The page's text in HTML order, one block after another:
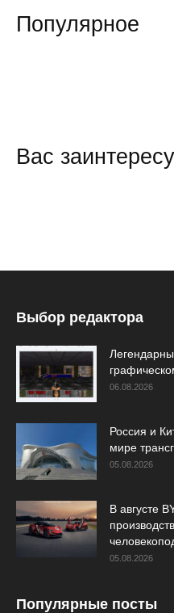
Популярное
Вас
Выбор редактора
06.08.2026
Россия и
мире
05.08.2026
В августе
05.08.2026
Популярные посты